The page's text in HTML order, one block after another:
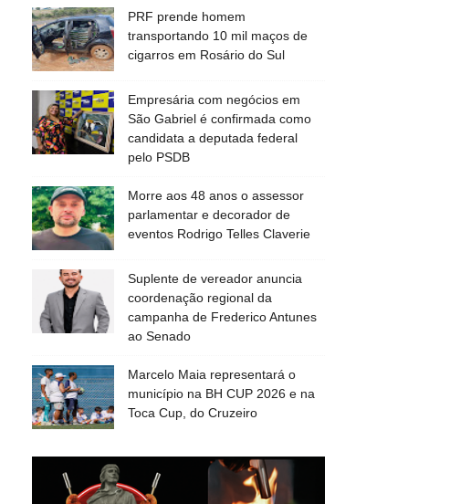
PRF prende homem
transportando 10 mil maços de
cigarros em Rosário do Sul
Empresária com negócios em
São Gabriel é confirmada como
candidata a deputada federal
pelo PSDB
Morre aos 48 anos o assessor
parlamentar e decorador de
eventos Rodrigo Telles Claverie
Suplente de vereador anuncia
coordenação regional da
campanha de Frederico Antunes
ao Senado
Marcelo Maia representará o
município na BH CUP 2026 e na
Toca Cup, do Cruzeiro